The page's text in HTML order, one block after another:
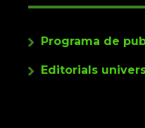
Programa de
Editorials